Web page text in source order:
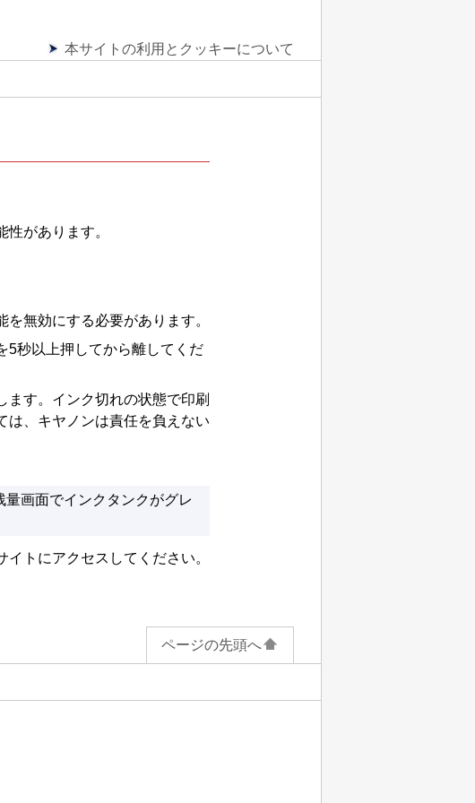
本サイトの利用とクッキーについて
があります。
無効にする必要があります。
5秒以上押してから離してくだ
す。 インク切れの状態で印刷
は、キヤノンは責任を負えない
画面でインクタンクがグレ
トにアクセスしてください。
ページの先頭へ